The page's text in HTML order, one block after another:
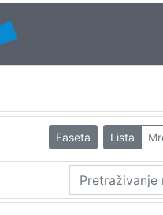
Faseta Lista